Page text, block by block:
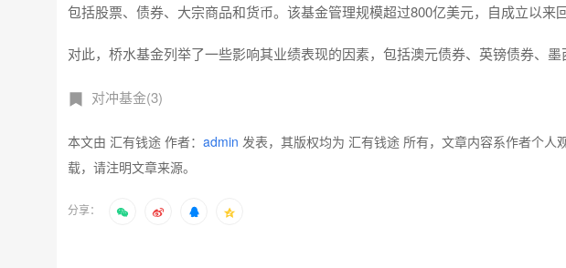
包括股票、债券、大宗商品和货币。该基金管理规模超过800亿美元，自成立以来
对此，桥水基金列举了一些影响其业绩表现的因素，包括澳元债券、英镑债券、墨
对冲基金(3)
本文由 汇有钱途 作者： admin 发表，其版权均为 汇有钱途 所有，文章内容系作者个
载，请注明文章来源。
分享：